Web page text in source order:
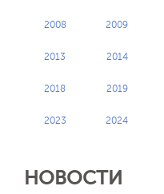
2008 2009
2013 2014
2018 2019
2023 2024
НОВОСТИ